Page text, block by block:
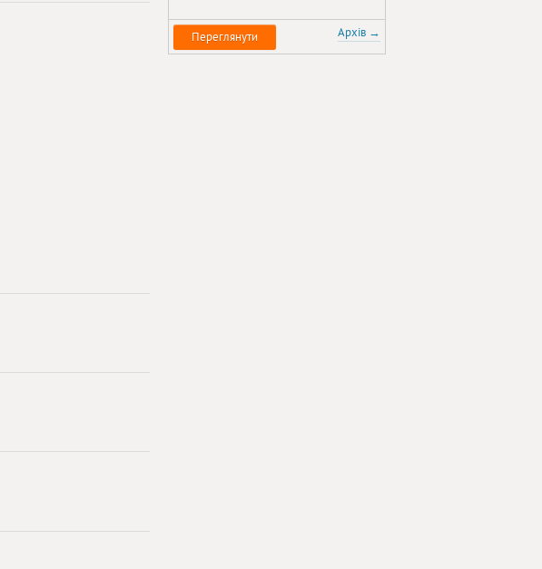
Переглянути Архів →